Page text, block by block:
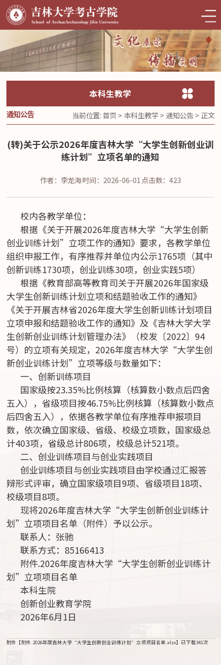
本科生教学
通知公告 当前位置: 首页> 本科生教学> 通知公告> 正文
(转)关于公示2026年度吉林大学“大学生创新创业训
练计划”立项名单的通知
作者：李龙海时间：2026-06-01点击数： 423
校内各教学单位：
根据《关于开展2026年度吉林大学“大学生创新
创业训练计划”立项工作的通知》要求，各教学单位
组织申报工作，有序推荐并单位内公示1765项（其中
创新训练1730项，创业训练30项，创业实践5项）
根据《教育部高等教育司关于开展2026年国家级
大学生创新训练计划立项和结题验收工作的通知》
《关于开展吉林省2026年度大学生创新训练计划项目
立项申报和结题验收工作的通知》及《吉林大学大学
生创新创业训练计划管理办法》（校发〔2022〕94
号）的立项有关规定，2026年度吉林大学“大学生创
新创业训练计划”立项等级与数量如下：
一、创新训练项目
国家级按23.35%比例核算（核算数小数点后四舍
五入），省级项目按46.75%比例核算（核算数小数点
后四舍五入），依据各教学单位有序推荐申报项目
数，依次确立国家级、省级、校级立项数，国家级总
计403项，省级总计806项，校级总计521项。
二、创业训练项目与创业实践项目
创业训练项目与创业实践项目由学校通过汇报答
辩形式评审，确立国家级项目9项、省级项目18项、
校级项目8项。
现将2026年度吉林大学“大学生创新创业训练计
划”立项项目名单（附件）予以公示。
联系人：张驰
联系方式：85166413
附件.2026年度吉林大学“大学生创新创业训练计
划”立项项目名单
本科生院
创新创业教育学院
2026年6月1日
附件【附件.2026年度吉林大学“大学生创新创业训练计划”立项项目名单.xlsx】已下载341次